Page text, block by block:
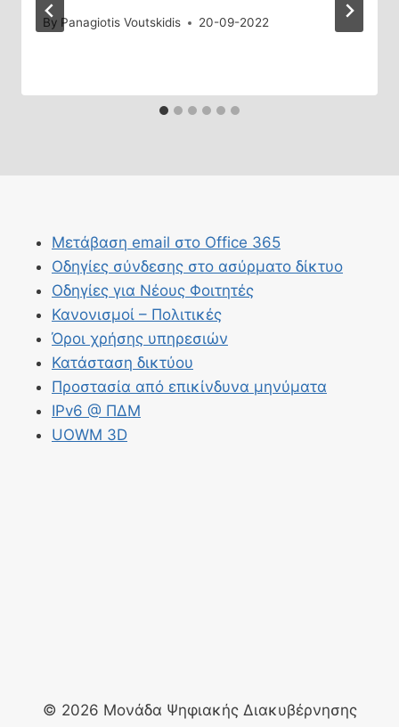
By Panagiotis Voutskidis 20-09-2022
Μετάβαση email στο Office 365
Οδηγίες σύνδεσης στο ασύρματο δίκτυο
Οδηγίες για Νέους Φοιτητές
Κανονισμοί – Πολιτικές
Όροι χρήσης υπηρεσιών
Κατάσταση δικτύου
Προστασία από επικίνδυνα μηνύματα
IPv6 @ ΠΔΜ
UOWM 3D
© 2026 Μονάδα Ψηφιακής Διακυβέρνησης